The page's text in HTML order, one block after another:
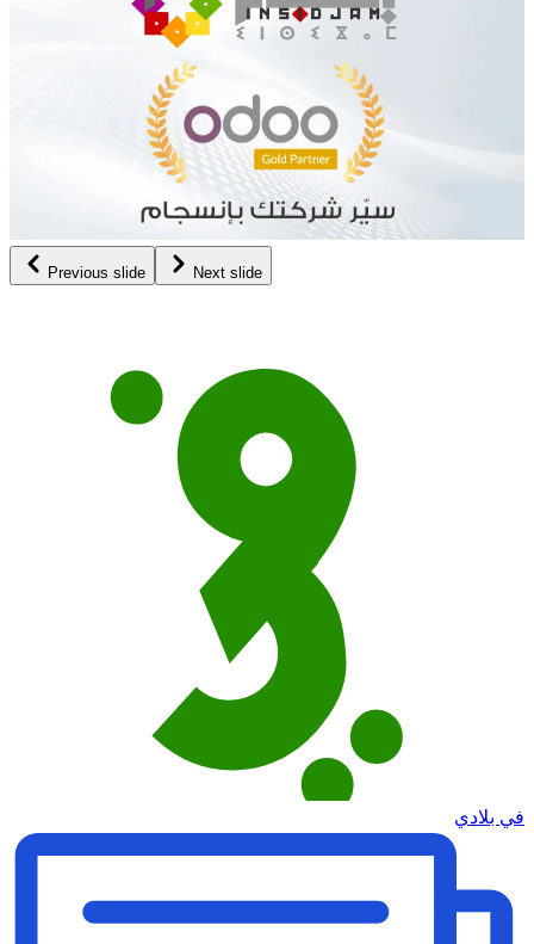
Previous slide Next slide
في بلادي